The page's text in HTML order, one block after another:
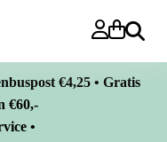
Zoeken
€4,25 • Gratis
€60,-
•